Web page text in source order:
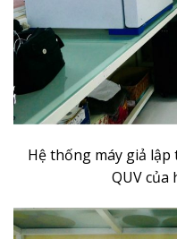
Hệ thống máy giả
QUV của